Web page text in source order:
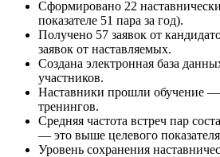
Сформировано 22
показателе 51 пара за год).
Получено 57 заявок от
заявок от наставляемых.
Создана электронная база
участников.
Наставники прошли обучение
тренингов.
Средняя частота встреч пар
— это выше целевого
Уровень сохранения